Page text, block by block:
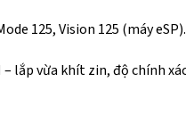
125, Vision 125 (máy eSP).
lắp vừa khít zin, độ chính